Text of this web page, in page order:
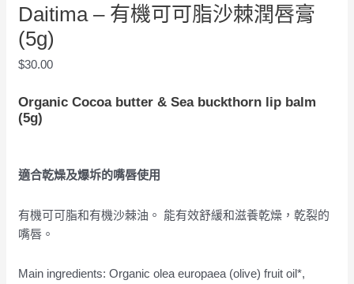
Daitima – 有機可可脂沙棘潤唇膏
(5g)
$30.00
Organic Cocoa butter & Sea buckthorn lip balm
(5g)
適合乾燥及爆坼的嘴唇使用
有機可可脂和有機沙棘油。 能有效舒緩和滋養乾燥，乾裂的
嘴唇。
Main ingredients: Organic olea europaea (olive) fruit oil*,